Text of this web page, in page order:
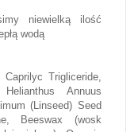
niewielką ilość
wodą
Trigliceride,
Annuus
(Linseed) Seed
Beeswax (wosk